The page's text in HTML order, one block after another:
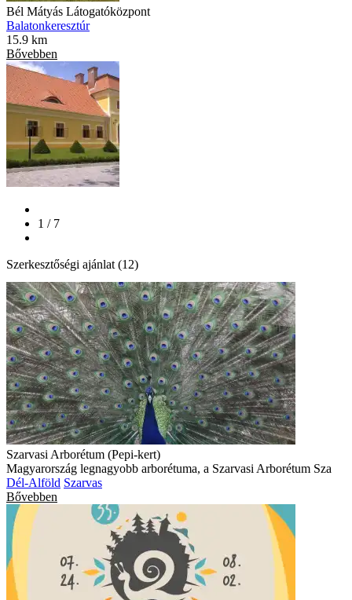
Bél Mátyás Látogatóközpont
Balatonkeresztúr
15.9 km
Bővebben
1 / 7
Szerkesztőségi ajánlat (12)
Szarvasi Arborétum (Pepi-kert)
Magyarország legnagyobb arborétuma, a Szarvasi Arborétum Sza
Dél-Alföld Szarvas
Bővebben